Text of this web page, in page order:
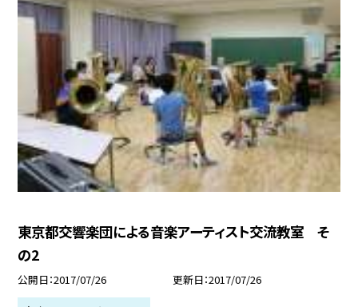
東京都交響楽団による音楽アーティスト交流教室 そ
の2
公開日 2017/07/26 更新日 2017/07/26